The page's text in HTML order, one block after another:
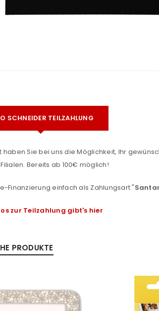
ANMELDEN
Benutzername oder E-Mail-Adresse
Anmeldeformular geschützt durch
Angemeldet
PASSWORT VERGESSEN?
SCHNEIDER TEILZAHLUNG
haben Sie bei uns die Möglichkeit, Ihr
Bereits ab 100€ möglich!
Finanzierung einfach als Zahlungsart "
zur Teilzahlung gibt's hier
PRODUKTE